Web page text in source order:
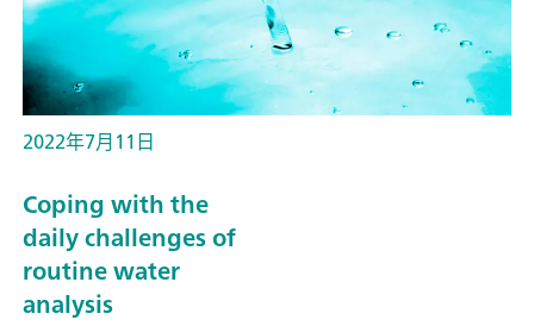
2022年7月11日
Coping with the
daily challenges of
routine water
analysis